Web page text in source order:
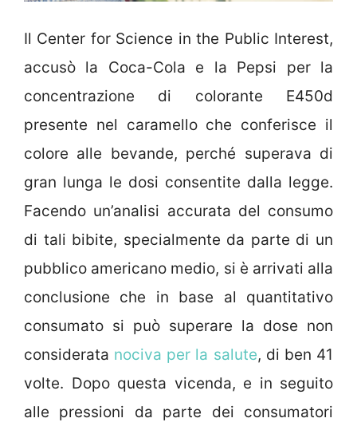
Il Center for Science in the Public Interest,
accusò la Coca-Cola e la Pepsi per la
concentrazione di colorante E450d
presente nel caramello che conferisce il
colore alle bevande, perché superava di
gran lunga le dosi consentite dalla legge.
Facendo un’analisi accurata del consumo
di tali bibite, specialmente da parte di un
pubblico americano medio, si è arrivati alla
conclusione che in base al quantitativo
consumato si può superare la dose non
considerata nociva per la salute, di ben 41
volte. Dopo questa vicenda, e in seguito
alle pressioni da parte dei consumatori